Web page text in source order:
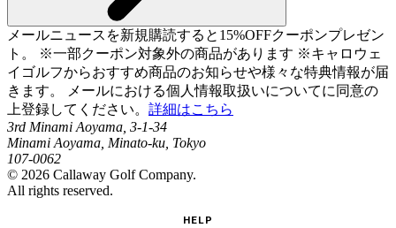
メールニュースを新規購読すると15%OFFクーポンプレゼン
ト。 ※一部クーポン対象外の商品があります ※キャロウェ
イゴルフからおすすめ商品のお知らせや様々な特典情報が届
きます。 メールにおける個人情報取扱いについてに同意の
上登録してください。 詳細はこちら
3rd Minami Aoyama, 3-1-34
Minami Aoyama, Minato-ku, Tokyo
107-0062
© 2026 Callaway Golf Company.
All rights reserved.
HELP